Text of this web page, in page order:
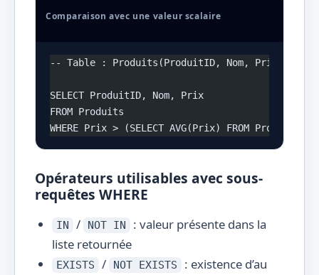
Comparaison avec une valeur scalaire
-- Table : Produits(ProduitID, Nom, Prix)
SELECT ProduitID, Nom, Prix
FROM Produits
WHERE Prix > (SELECT AVG(Prix) FROM Produits);
Opérateurs utilisables avec sous-
requêtes WHERE
IN / NOT IN
: valeur présente dans la
liste retournée
EXISTS / NOT EXISTS
: existence d’au